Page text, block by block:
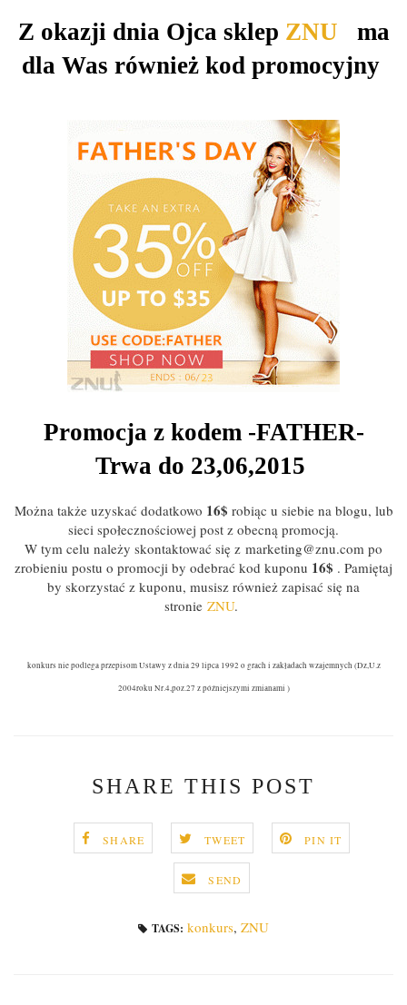
Z okazji dnia Ojca sklep ZNU
ma
dla Was również kod promocyjny
Promocja z kodem -FATHER-
Trwa do 23,06,2015
Można także uzyskać dodatkowo 16$ robiąc u siebie na blogu, lub
sieci społecznościowej post z obecną promocją.
W tym celu należy skontaktować się z marketing@znu.com po
zrobieniu postu o promocji by odebrać kod kuponu 16$ . Pamiętaj
by skorzystać z kuponu, musisz również zapisać się na
stronie ZNU.
konkurs nie podlega przepisom Ustawy z dnia 29 lipca 1992 o grach i zakładach wzajemnych (Dz,U.z
2004roku Nr.4,poz.27 z późniejszymi zmianami )
SHARE THIS POST
SHARE TWEET PIN IT
SEND
TAGS: konkurs, ZNU